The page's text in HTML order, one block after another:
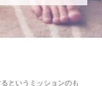
というミッションのも